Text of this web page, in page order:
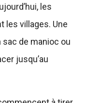
les
les villages. Une
de manioc ou
jusqu’au